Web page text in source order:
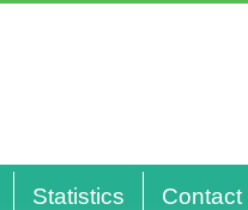
Statistics Contact